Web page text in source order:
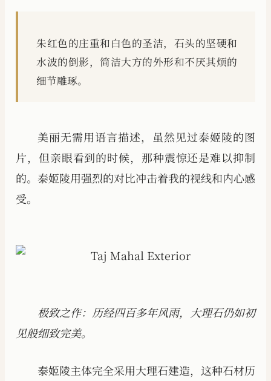
朱红色的庄重和白色的圣洁，石头的坚硬和
水波的倒影，简洁大方的外形和不厌其烦的
细节雕琢。
美丽无需用语言描述，虽然见过泰姬陵的图
片，但亲眼看到的时候，那种震惊还是难以抑制
的。泰姬陵用强烈的对比冲击着我的视线和内心感
受。
极致之作：历经四百多年风雨，大理石仍如初
见般细致完美。
泰姬陵主体完全采用大理石建造，这种石材历